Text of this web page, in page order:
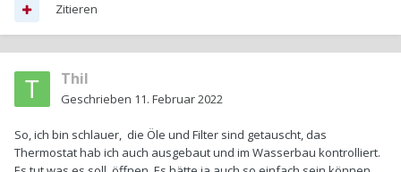
Zitieren
Thil
Geschrieben 11. Februar 2022
So, ich bin schlauer, die Öle und Filter sind getauscht, das
Thermostat hab ich auch ausgebaut und im Wasserbau kontrolliert.